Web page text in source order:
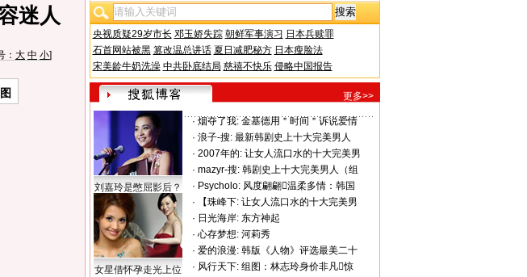
迷人
： 大 中 小]
央视质疑29岁市长 邓玉娇失踪 朝鲜军事演习 日本兵赎罪
石首网站被黑 篡改温总讲话 夏日减肥秘方 日本瘦脸法
宋美龄牛奶洗澡 中共卧底结局 慈禧不快乐 侵略中国报告
更多>>
刘嘉玲是憋屈影后？
女星借怀孕走光上位
· 烟夺了我: 金基德用＂时间＂诉说爱情
· 浪子-搜: 最新韩剧史上十大完美男人
· 2007年的: 让女人流口水的十大完美男
· mazyr-搜: 韩剧史上十大完美男人（组
· Psycholo: 风度翩翩温柔多情：韩国
·
【珠峰下: 让女人流口水的十大完美男
· 日光海岸: 东方神起
· 心存梦想: 河莉秀
· 爱的浪漫: 韩版《人物》评选最美二十
· 风行天下: 组图：林志玲身价非凡惊